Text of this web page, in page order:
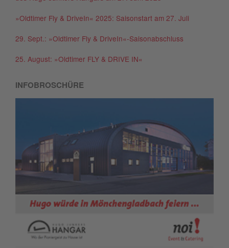
»Oldtimer Fly & DriveIn« 2025: Saisonstart am 27. Juli
29. Sept.: »Oldtimer Fly & DriveIn«-Saisonabschluss
25. August: »Oldtimer FLY & DRIVE IN«
INFOBROSCHÜRE